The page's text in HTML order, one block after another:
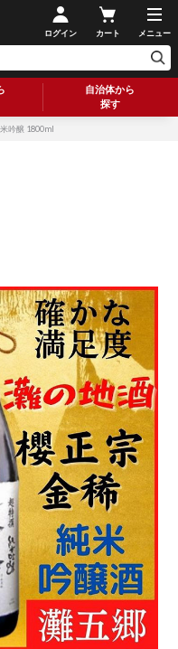
ログイン カート メニュー
自治体から
探す
吟醸 1800ml